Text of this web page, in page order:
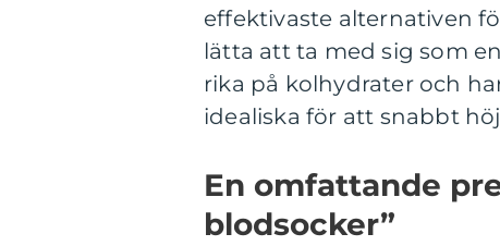
effektivaste alternativen
lätta att ta med sig som
rika på kolhydrater och
idealiska för att snabbt
En omfattande
blodsocker”